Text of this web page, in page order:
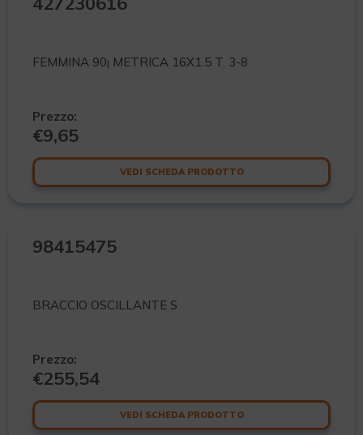
FEMMINA 90¡ METRICA 16X1.5 T. 3-8
Prezzo:
€9,65
VEDI SCHEDA PRODOTTO
98415475
BRACCIO OSCILLANTE S
Prezzo:
€255,54
VEDI SCHEDA PRODOTTO